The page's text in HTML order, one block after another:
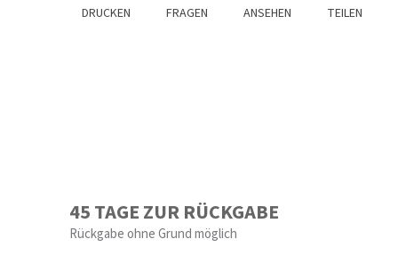
DRUCKEN FRAGEN ANSEHEN TEILEN
45 TAGE ZUR RÜCKGABE
Rückgabe ohne Grund möglich